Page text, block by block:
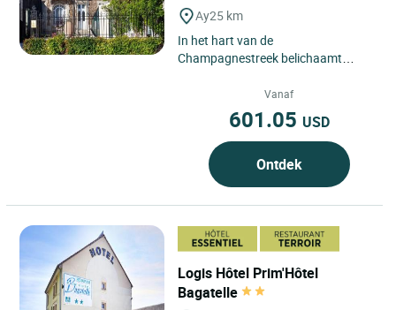
Ay25 km
In het hart van de
Champagnestreek belichaamt
elegantie van een hotel in Ay waar
de kunst...
Vanaf
601.05 USD
Ontdek
Logis Hôtel Prim'Hôtel
Bagatelle